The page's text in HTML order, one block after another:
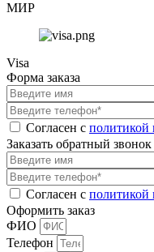
МИР
Visa
Форма заказа
Согласен с политикой
Заказать обратный звонок
Согласен с политикой
Оформить заказ
ФИО
Телефон